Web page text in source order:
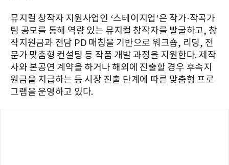
뮤지컬 창작자 지원사업인 ‘스테이지업’은 작가·작곡가
팀 공모를 통해 역량 있는 뮤지컬 창작자를 발굴하고, 창
작지원금과 전담 PD 매칭을 기반으로 워크숍, 리딩, 전
문가 맞춤형 컨설팅 등 작품 개발 과정을 지원한다. 제작
사와 본공연 계약을 하거나 해외에 진출할 경우 후속지
원금을 지급하는 등 시장 진출 단계에 따른 맞춤형 프로
그램을 운영하고 있다.